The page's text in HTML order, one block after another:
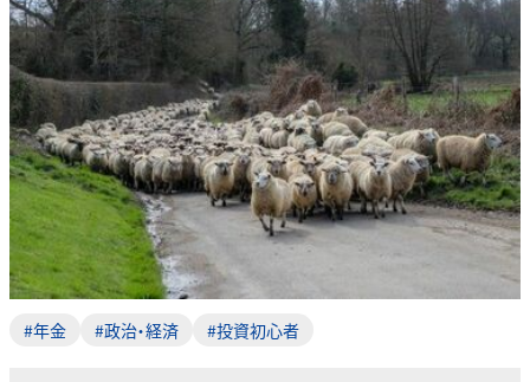
#年金 #政治・経済 #投資初心者